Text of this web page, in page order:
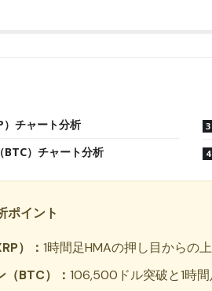
）チャート分析
BTC）チャート分析
ポイント
）： 1時間足HMAの押し目からの
（BTC）： 106,500ドル突破と1時